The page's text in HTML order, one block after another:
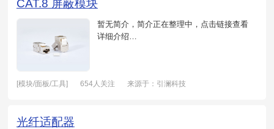
CAT.8 屏蔽模块
暂无简介，简介正在整理中，点击链接查看
详细介绍…
[模块/面板/工具] 654人关注
来源于：引澜科技
光纤适配器